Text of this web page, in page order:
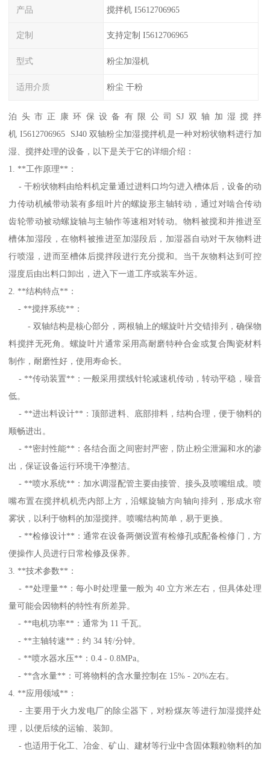
产品 搅拌机 I5612706965
定制 支持定制 I5612706965
型式 粉尘加湿机
适用介质 粉尘 干粉
泊头市正康环保设备有限公司SJ双轴加湿搅拌
机 I5612706965 SJ40 双轴粉尘加湿搅拌机是一种对粉状物料进行加
湿、搅拌处理的设备，以下是关于它的详细介绍：
1. **工作原理**：
- 干粉状物料由给料机定量通过进料口均匀进入槽体后，设备的动
力传动机械带动装有多组叶片的螺旋形主轴转动，通过对啮合传动
齿轮带动被动螺旋轴与主轴作等速相对转动。物料被搅和并推进至
槽体加湿段，在物料被推进至加湿段后，加湿器自动对干灰物料进
行喷湿，进而至槽体后搅拌段进行充分搅和。当干灰物料达到可控
湿度后由出料口卸出，进入下一道工序或装车外运。
2. **结构特点**：
- **搅拌系统**：
- 双轴结构是核心部分，两根轴上的螺旋叶片交错排列，确保物
料搅拌无死角。螺旋叶片通常采用高耐磨特种合金或复合陶瓷材料
制作，耐磨性好，使用寿命长。
- **传动装置**：一般采用摆线针轮减速机传动，转动平稳，噪音
低。
- **进出料设计**：顶部进料、底部排料，结构合理，便于物料的
顺畅进出。
- **密封性能**：各结合面之间密封严密，防止粉尘泄漏和水的渗
出，保证设备运行环境干净整洁。
- **喷水系统**：加水调湿配管主要由接管、接头及喷嘴组成。喷
嘴布置在搅拌机机壳内部上方，沿螺旋轴方向轴向排列，形成水帘
雾状，以利于物料的加湿搅拌。喷嘴结构简单，易于更换。
- **检修设计**：通常在设备两侧设置有检修孔或配备检修门，方
便操作人员进行日常检修及保养。
3. **技术参数**：
- **处理量**：每小时处理量一般为 40 立方米左右，但具体处理
量可能会因物料的特性有所差异。
- **电机功率**：通常为 11 千瓦。
- **主轴转速**：约 34 转/分钟。
- **喷水器水压**：0.4 - 0.8MPa。
- **含水量**：可将物料的含水量控制在 15% - 20%左右。
4. **应用领域**：
- 主要用于火力发电厂的除尘器下，对粉煤灰等进行加湿搅拌处
理，以便后续的运输、装卸。
- 也适用于化工、冶金、矿山、建材等行业中含固体颗粒物料的加